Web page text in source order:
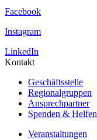
Facebook
Instagram
LinkedIn
Kontakt
Geschäftsstelle
Regionalgruppen
Ansprechpartner
Spenden & Helfen
Veranstaltungen